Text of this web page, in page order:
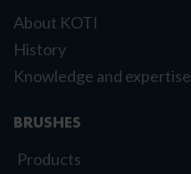
About KOTI
History
Knowledge and expertise
BRUSHES
Products